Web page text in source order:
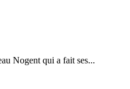
Nogent qui a fait ses...